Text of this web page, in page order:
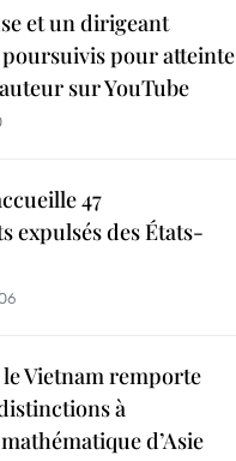
et un dirigeant
pour atteinte
sur YouTube
47
expulsés des États-
Vietnam remporte
à
d’Asie